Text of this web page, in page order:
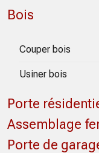
Bois
Couper bois
Usiner bois
Porte
Assemblage
Porte de